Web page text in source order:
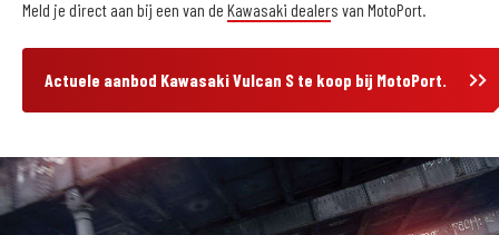
Meld je direct aan bij een van de Kawasaki dealers van MotoPort.
Actuele aanbod Kawasaki Vulcan S te koop bij MotoPort.